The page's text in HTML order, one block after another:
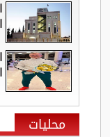
محليات